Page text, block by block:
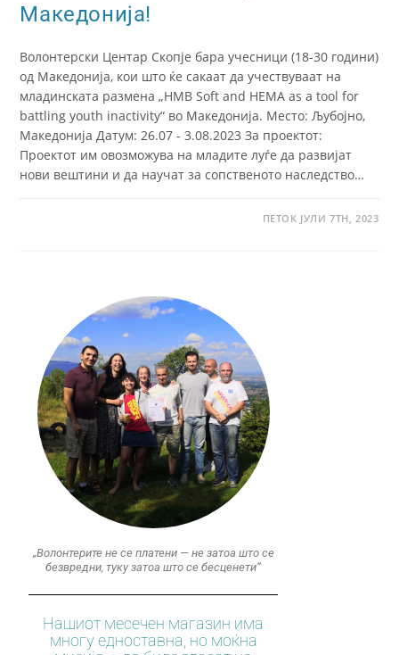
Македонија!
Волонтерски Центар Скопје бара учесници (18-30 години)
од Македонија, кои што ќе сакаат да учествуваат на
младинската размена „HMB Soft and HEMA as a tool for
battling youth inactivity“ во Македонија. Место: Љубојно,
Македонија Датум: 26.07 - 3.08.2023 За проектот:
Проектот им овозможува на младите луѓе да развијат
нови вештини и да научат за сопственото наследство…
ПЕТОК ЈУЛИ 7TH, 2023
„Волонтерите не се платени — не затоа што се
безвредни, туку затоа што се бесценети“
Нашиот месечен магазин има
многу едноставна, но моќна